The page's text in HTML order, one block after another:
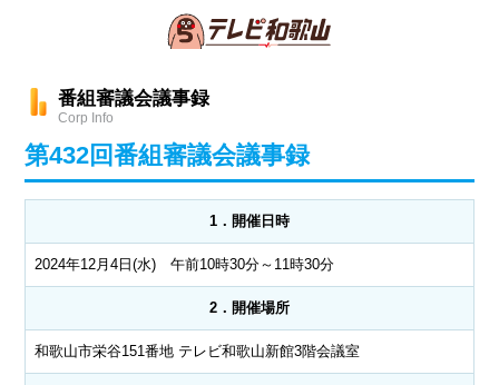
番組審議会議事録
Corp Info
第432回番組審議会議事録
1．開催日時
2024年12月4日(水) 午前10時30分～11時30分
2．開催場所
和歌山市栄谷151番地 テレビ和歌山新館3階会議室